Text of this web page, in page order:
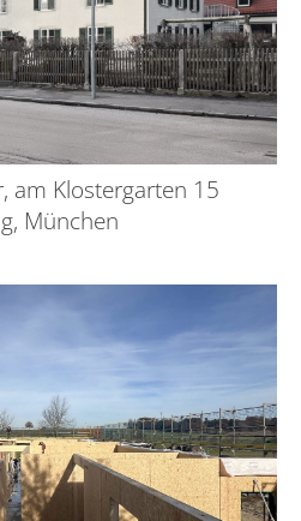
am Klostergarten 15
München